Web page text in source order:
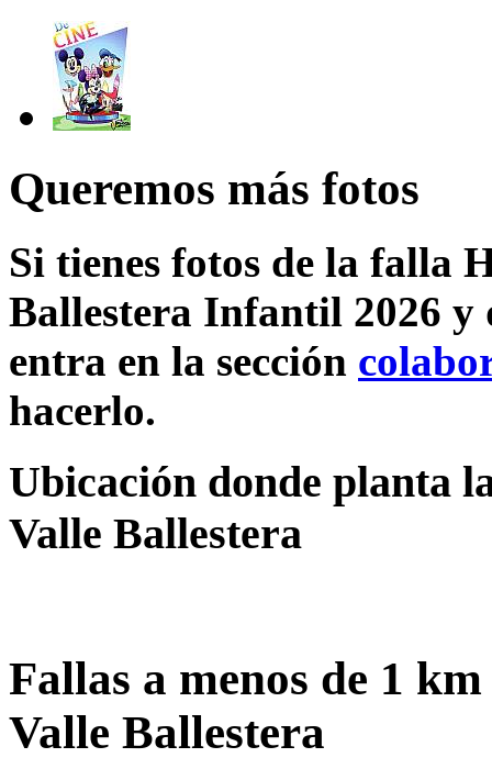
Queremos más fotos
Si tienes fotos de la falla
Ballestera Infantil 2026 y
entra en la sección
hacerlo.
Ubicación donde planta
Valle Ballestera
Fallas a menos de 1
Valle Ballestera